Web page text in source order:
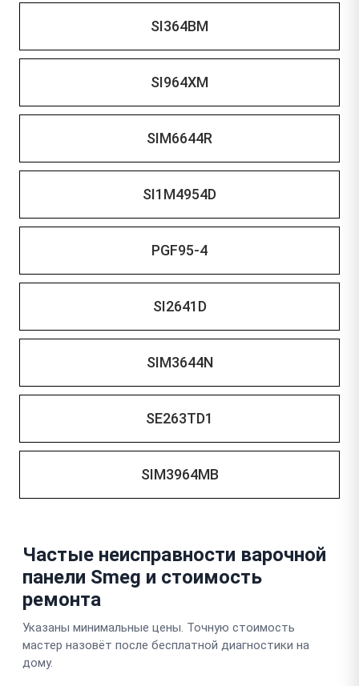
SI364BM
SI964XM
SIM6644R
SI1M4954D
PGF95-4
SI2641D
SIM3644N
SE263TD1
SIM3964MB
Частые неисправности варочной
панели Smeg и стоимость
ремонта
Указаны минимальные цены. Точную стоимость
мастер назовёт после бесплатной диагностики на
дому.